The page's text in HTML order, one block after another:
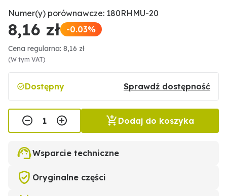
Numer(y) porównawcze: 180RHMU-20
8,16 zł -0.03%
Cena regularna: 8,16 zł
(W tym VAT)
Dostępny Sprawdź dostępność
Dodaj do koszyka
Wsparcie techniczne
Oryginalne części